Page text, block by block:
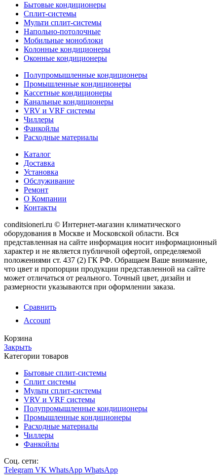
Бытовые кондиционеры
Сплит-системы
Мульти сплит-системы
Напольно-потолочные
Мобильные моноблоки
Колонные кондиционеры
Оконные кондиционеры
Полупромышленные кондиционеры
Промышленные кондиционеры
Кассетные кондиционеры
Канальные кондиционеры
VRV и VRF системы
Чиллеры
Фанкойлы
Расходные материалы
Каталог
Доставка
Установка
Обслуживание
Ремонт
О Компании
Контакты
conditsioneri.ru © Интернет-магазин климатического
оборудования в Москве и Московской области. Вся
представленная на сайте информация носит информационный
характер и не является публичной офертой, определяемой
положениями ст. 437 (2) ГК РФ. Обращаем Ваше внимание,
что цвет и пропорции продукции представленной на сайте
может отличаться от реального. Точный цвет, дизайн и
размерности указываются при оформлении заказа.
Сравнить
Account
Корзина
Закрыть
Категории товаров
Бытовые сплит-системы
Сплит системы
Мульти сплит-системы
VRV и VRF системы
Полупромышленные кондиционеры
Промышленные кондиционеры
Расходные материалы
Чиллеры
Фанкойлы
Соц. сети:
Telegram VK WhatsApp WhatsApp